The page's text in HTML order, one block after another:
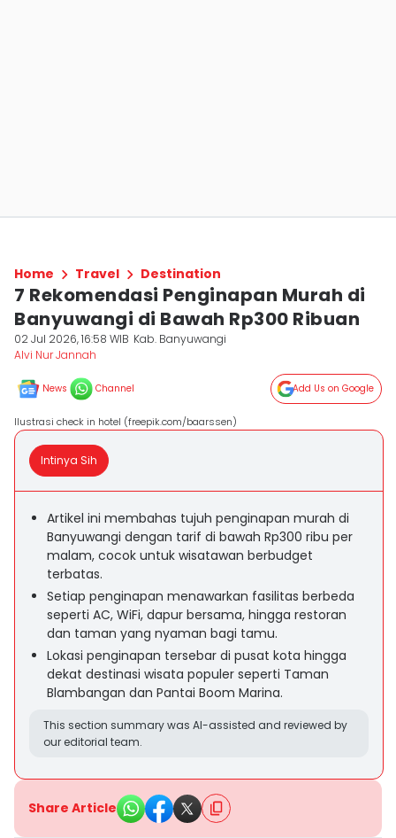
Home Travel Destination
7 Rekomendasi Penginapan Murah di
Banyuwangi di Bawah Rp300 Ribuan
02 Jul 2026, 16:58 WIB Kab. Banyuwangi
Alvi Nur Jannah
News Channel Add Us on Google
Ilustrasi check in hotel (freepik.com/baarssen)
Intinya Sih
Artikel ini membahas tujuh penginapan murah di
Banyuwangi dengan tarif di bawah Rp300 ribu per
malam, cocok untuk wisatawan berbudget
terbatas.
Setiap penginapan menawarkan fasilitas berbeda
seperti AC, WiFi, dapur bersama, hingga restoran
dan taman yang nyaman bagi tamu.
Lokasi penginapan tersebar di pusat kota hingga
dekat destinasi wisata populer seperti Taman
Blambangan dan Pantai Boom Marina.
This section summary was AI-assisted and reviewed by
our editorial team.
Share Article